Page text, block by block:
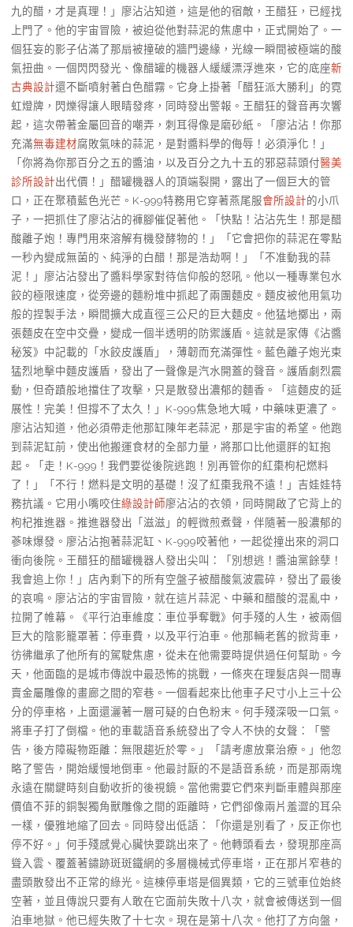
九的醋，才是真理！」廖沾沾知道，這是他的宿敵，王醋狂，已經找
上門了。他的宇宙冒險，被迫從他對蒜泥的焦慮中，正式開始了。一
個狂妄的影子佔滿了那扇被撞破的牆門邊緣，光線一瞬間被極端的酸
氣扭曲。一個閃閃發光、像醋罐的機器人緩緩漂浮進來，它的底座新
古典設計還不斷噴射著白色醋霧。它身上掛著「醋狂派大勝利」的霓
虹燈牌，閃爍得讓人眼睛發疼，同時發出警報。王醋狂的聲音再次響
起，這次帶著金屬回音的嘲弄，刺耳得像是磨砂紙。「廖沾沾！你那
充滿無毒建材腐敗氣味的蒜泥，是對醬料學的侮辱！必須淨化！」
「你將為你那百分之五的醬油，以及百分之九十五的邪惡蒜頭付醫美
診所設計出代價！」醋罐機器人的頂端裂開，露出了一個巨大的管
口，正在聚積藍色光芒。K-999特務用它穿著燕尾服會所設計的小爪
子，一把抓住了廖沾沾的褲腳催促著他。「快點！沾沾先生！那是醋
酸離子炮！專門用來溶解有機發酵物的！」「它會把你的蒜泥在零點
一秒內變成無菌的、純淨的白醋！那是浩劫啊！」「不准動我的蒜
泥！」廖沾沾發出了醬料學家對待信仰般的怒吼。他以一種專業包水
餃的極限速度，從旁邊的麵粉堆中抓起了兩團麵皮。麵皮被他用氣功
般的捏製手法，瞬間擴大成直徑三公尺的巨大麵皮。他猛地擲出，兩
張麵皮在空中交疊，變成一個半透明的防禦護盾。這就是家傳《沾醬
秘笈》中記載的「水餃皮護盾」，薄韌而充滿彈性。藍色離子炮光束
猛烈地擊中麵皮護盾，發出了一聲像是汽水開蓋的聲音。護盾劇烈震
動，但奇蹟般地擋住了攻擊，只是散發出濃郁的麵香。「這麵皮的延
展性！完美！但撐不了太久！」K-999焦急地大喊，中藥味更濃了。
廖沾沾知道，他必須帶走他那缸陳年老蒜泥，那是宇宙的希望。他跑
到蒜泥缸前，使出他搬運食材的全部力量，將那口比他還胖的缸抱
起。「走！K-999！我們要從後院逃跑！別再管你的紅棗枸杞燃料
了！」「不行！燃料是文明的基礎！沒了紅棗我飛不遠！」吉娃娃特
務抗議。它用小嘴咬住綠設計師廖沾沾的衣領，同時開啟了它背上的
枸杞推進器。推進器發出「滋滋」的輕微煎煮聲，伴隨著一股濃郁的
蔘味爆發。廖沾沾抱著蒜泥缸、K-999咬著他，一起從撞出來的洞口
衝向後院。王醋狂的醋罐機器人發出尖叫：「別想逃！醬油黨餘孽！
我會追上你！」店內剩下的所有空盤子被醋酸氣波震碎，發出了最後
的哀鳴。廖沾沾的宇宙冒險，就在這片蒜泥、中藥和醋酸的混亂中，
拉開了帷幕。《平行泊車維度：車位爭奪戰》何手殘的人生，被兩個
巨大的陰影籠罩著：停車費，以及平行泊車。他那輛老舊的掀背車，
彷彿繼承了他所有的駕駛焦慮，從未在他需要時提供過任何幫助。今
天，他面臨的是城市傳說中最恐怖的挑戰，一條夾在理髮店與一間專
賣金屬雕像的畫廊之間的窄巷。一個看起來比他車子尺寸小上三十公
分的停車格，上面還灑著一層可疑的白色粉末。何手殘深吸一口氣。
將車子打了倒檔。他的車載語音系統發出了令人不快的女聲：「警
告，後方障礙物距離：無限趨近於零。」「請考慮放棄治療。」他忽
略了警告，開始緩慢地倒車。他最討厭的不是語音系統，而是那兩塊
永遠在關鍵時刻自動收折的後視鏡。當他需要它們來判斷車體與那座
價值不菲的銅製獨角獸雕像之間的距離時，它們卻像兩片羞澀的耳朵
一樣，優雅地縮了回去。同時發出低語：「你還是別看了，反正你也
停不好。」何手殘感覺心臟快要跳出來了。他轉頭看去，發現那座高
聳入雲、覆蓋著鏽跡斑斑鐵網的多層機械式停車塔，正在那片窄巷的
盡頭散發出不正常的綠光。這棟停車塔是個異類，它的三號車位始終
空著，並且傳說只要有人敢在它面前失敗十八次，就會被傳送到一個
泊車地獄。他已經失敗了十七次。現在是第十八次。他打了方向盤，